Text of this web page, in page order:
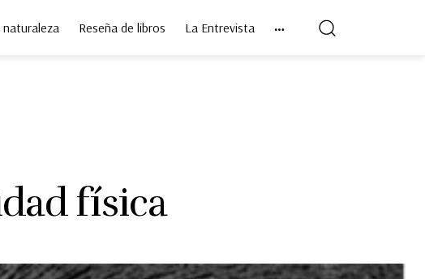
naturaleza Reseña de libros La Entrevista
física